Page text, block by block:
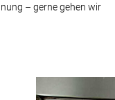
– gerne gehen wir